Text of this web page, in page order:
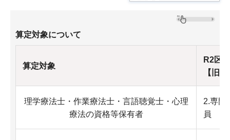
算定対象について
算定対象
R2区分
【旧】
理学療法士・作業療法士・言語聴覚士・心理
療法の資格等保有者
2.専門
員